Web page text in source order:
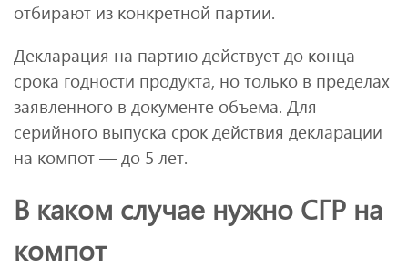
отбирают из конкретной партии.
Декларация на партию действует до конца
срока годности продукта, но только в пределах
заявленного в документе объема. Для
серийного выпуска срок действия декларации
на компот — до 5 лет.
В каком случае нужно СГР на
компот